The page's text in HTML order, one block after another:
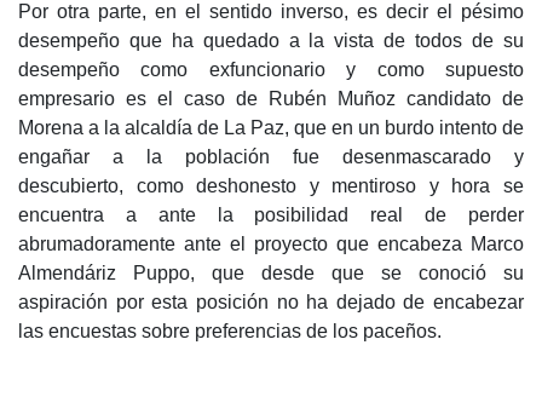
Por otra parte, en el sentido inverso, es decir el pésimo
desempeño que ha quedado a la vista de todos de su
desempeño como exfuncionario y como supuesto
empresario es el caso de Rubén Muñoz candidato de
Morena a la alcaldía de La Paz, que en un burdo intento de
engañar a la población fue desenmascarado y
descubierto, como deshonesto y mentiroso y hora se
encuentra a ante la posibilidad real de perder
abrumadoramente ante el proyecto que encabeza Marco
Almendáriz Puppo, que desde que se conoció su
aspiración por esta posición no ha dejado de encabezar
las encuestas sobre preferencias de los paceños.